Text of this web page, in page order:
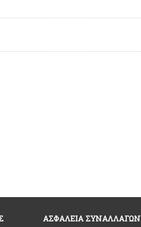
ΑΣΦΆΛΕΙΑ ΣΥΝΑΛΛΑΓΏΝ